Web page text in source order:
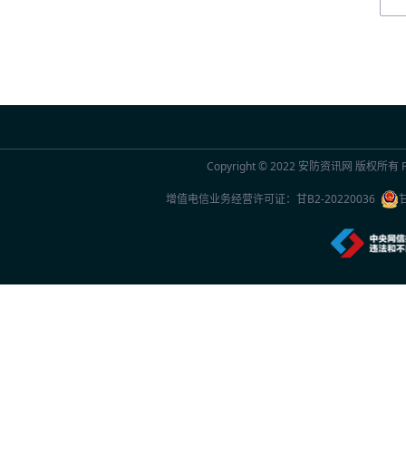
联合国官员点赞中国“人工智能+”行动：期
2026年7月20日 10:29
Copyright © 2022 安防资讯网 版权所有
增值电信业务经营许可证： 甘B2-20220036